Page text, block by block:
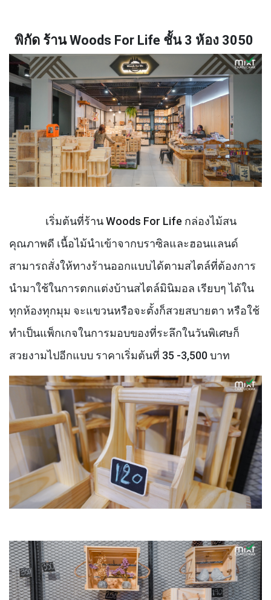
พิกัด ร้านWoods For Life ชั้น 3 ห้อง 3050
เริ่มต้นที่ร้านWoods For Life กล่องไม้สน
คุณภาพดี เนื้อไม้นำเข้าจากบราซิลและฮอนแลนด์
สามารถสั่งให้ทางร้านออกแบบได้ตามสไตล์ที่ต้องการ
นำมาใช้ในการตกแต่งบ้านสไตล์มินิมอล เรียบๆ ได้ใน
ทุกห้องทุกมุม จะแขวนหรือจะตั้งก็สวยสบายตา หรือใช้
ทำเป็นแพ็กเกจในการมอบของที่ระลึกในวันพิเศษก็
สวยงามไปอีกแบบ ราคาเริ่มต้นที่ 35 -3,500บาท